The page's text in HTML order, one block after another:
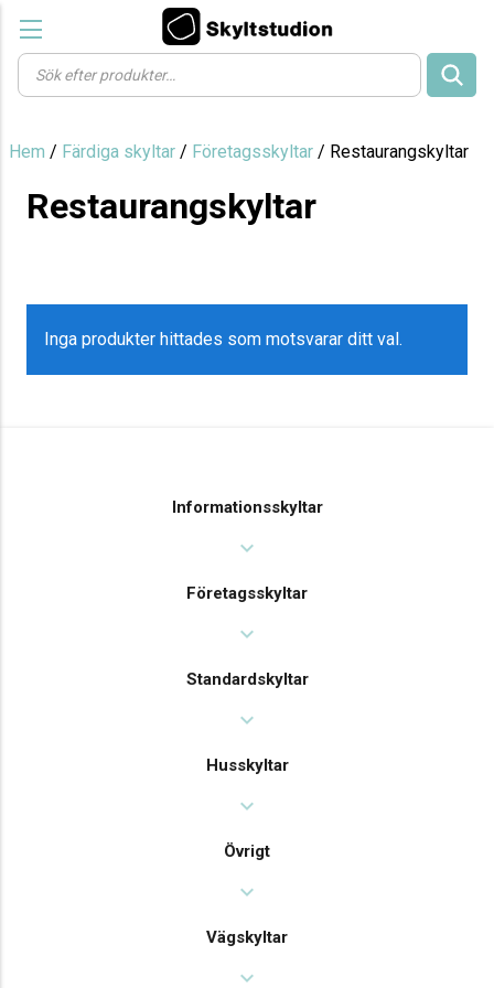
Products
search
Hem / Färdiga skyltar / Företagsskyltar / Restaurangskyltar
Restaurangskyltar
Inga produkter hittades som motsvarar ditt val.
Informationsskyltar
expand_more
Företagsskyltar
expand_more
Standardskyltar
expand_more
Husskyltar
expand_more
Övrigt
expand_more
Vägskyltar
expand_more